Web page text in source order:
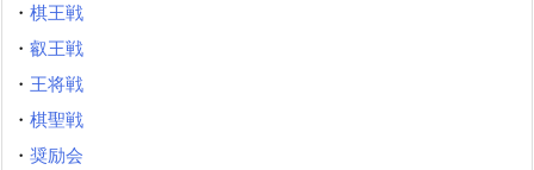
・ 棋王戦
・ 叡王戦
・ 王将戦
・ 棋聖戦
・ 奨励会